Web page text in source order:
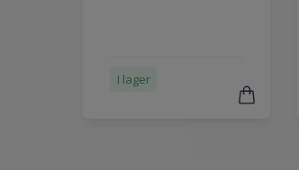
I lager